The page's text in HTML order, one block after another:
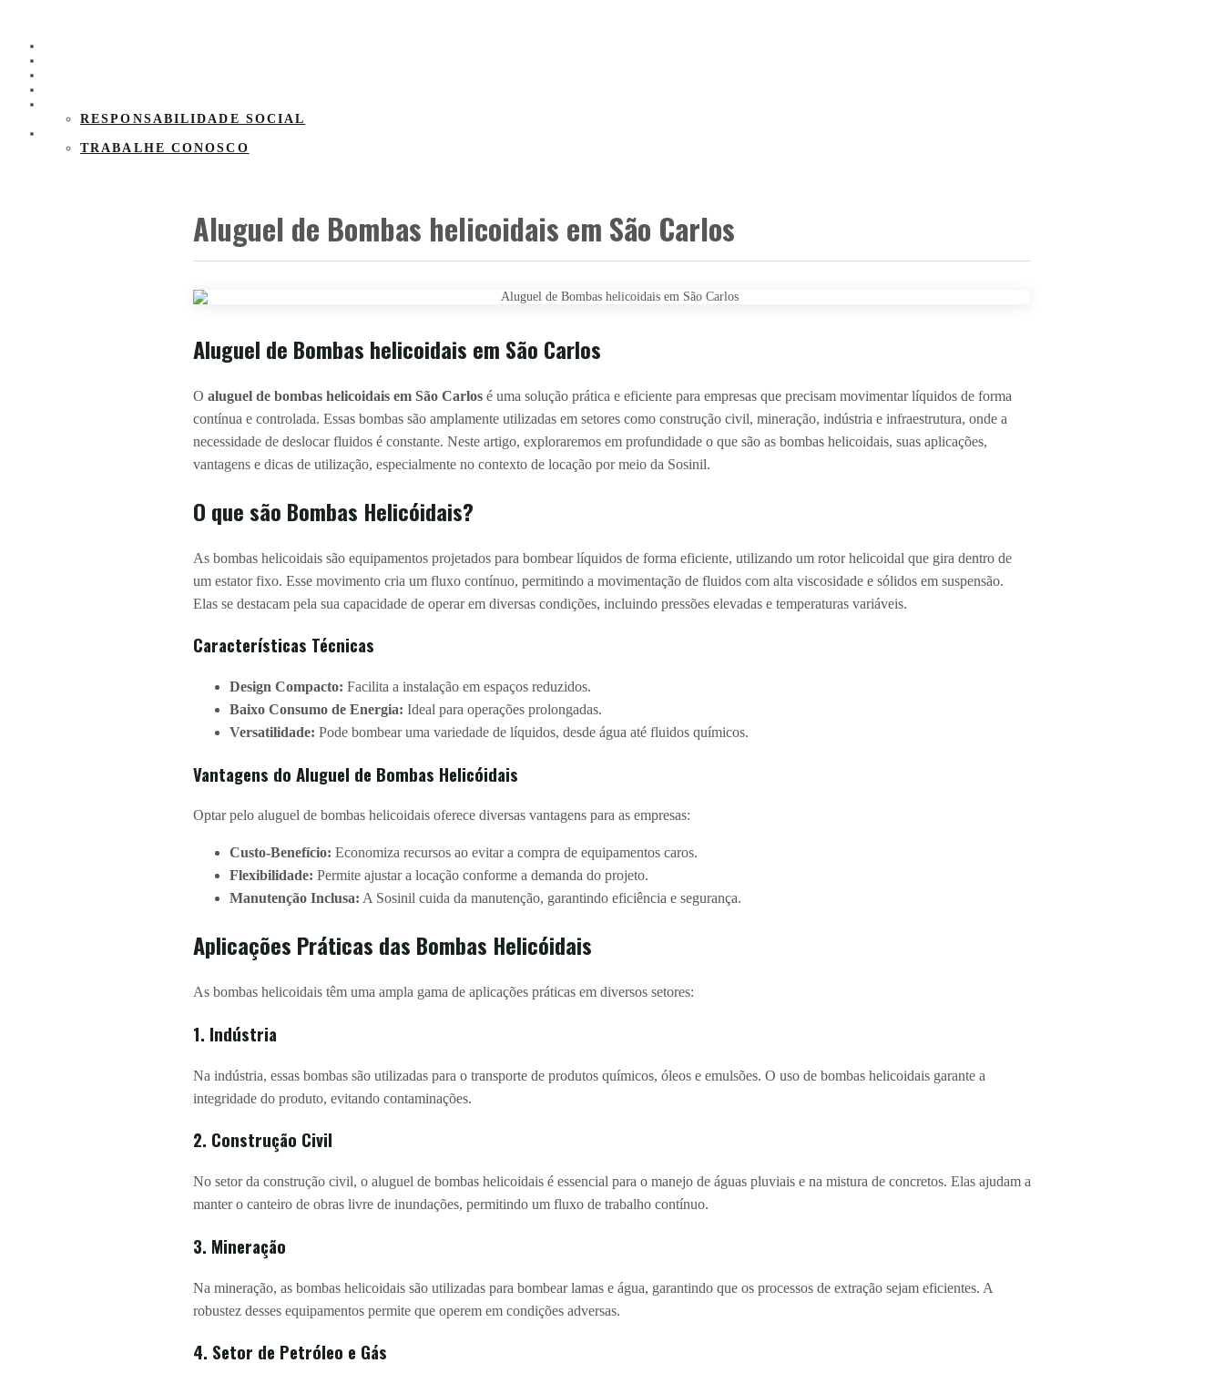
RESPONSABILIDADE SOCIAL
TRABALHE CONOSCO
Aluguel de Bombas helicoidais em São Carlos
Aluguel de Bombas helicoidais em São Carlos
O aluguel de bombas helicoidais em São Carlos é uma solução prática e eficiente para empresas que precisam movimentar líquidos de forma
contínua e controlada. Essas bombas são amplamente utilizadas em setores como construção civil, mineração, indústria e infraestrutura, onde a
necessidade de deslocar fluidos é constante. Neste artigo, exploraremos em profundidade o que são as bombas helicoidais, suas aplicações,
vantagens e dicas de utilização, especialmente no contexto de locação por meio da Sosinil.
O que são Bombas Helicóidais?
As bombas helicoidais são equipamentos projetados para bombear líquidos de forma eficiente, utilizando um rotor helicoidal que gira dentro de
um estator fixo. Esse movimento cria um fluxo contínuo, permitindo a movimentação de fluidos com alta viscosidade e sólidos em suspensão.
Elas se destacam pela sua capacidade de operar em diversas condições, incluindo pressões elevadas e temperaturas variáveis.
Características Técnicas
Design Compacto: Facilita a instalação em espaços reduzidos.
Baixo Consumo de Energia: Ideal para operações prolongadas.
Versatilidade: Pode bombear uma variedade de líquidos, desde água até fluidos químicos.
Vantagens do Aluguel de Bombas Helicóidais
Optar pelo aluguel de bombas helicoidais oferece diversas vantagens para as empresas:
Custo-Benefício: Economiza recursos ao evitar a compra de equipamentos caros.
Flexibilidade: Permite ajustar a locação conforme a demanda do projeto.
Manutenção Inclusa: A Sosinil cuida da manutenção, garantindo eficiência e segurança.
Aplicações Práticas das Bombas Helicóidais
As bombas helicoidais têm uma ampla gama de aplicações práticas em diversos setores:
1. Indústria
Na indústria, essas bombas são utilizadas para o transporte de produtos químicos, óleos e emulsões. O uso de bombas helicoidais garante a
integridade do produto, evitando contaminações.
2. Construção Civil
No setor da construção civil, o aluguel de bombas helicoidais é essencial para o manejo de águas pluviais e na mistura de concretos. Elas ajudam a
manter o canteiro de obras livre de inundações, permitindo um fluxo de trabalho contínuo.
3. Mineração
Na mineração, as bombas helicoidais são utilizadas para bombear lamas e água, garantindo que os processos de extração sejam eficientes. A
robustez desses equipamentos permite que operem em condições adversas.
4. Setor de Petróleo e Gás